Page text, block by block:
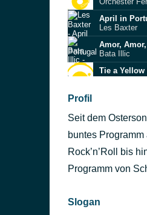
April in
Les Baxter
Amor,
Bata Illic
Tie a Yellow
Mexican
Bob Moore
La Paloma
Trio San
Harbour
Profil
Seit dem
buntes
Rock’n’Roll bis
Programm von
Slogan